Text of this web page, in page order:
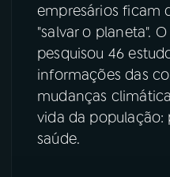
YouTube
Instagram
empresários ficam
"salvar o planeta".
pesquisou 46
informações das
mudanças
vida da população:
saúde.